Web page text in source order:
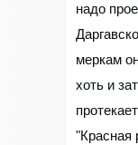
надо
меркам
хоть и
"Красная